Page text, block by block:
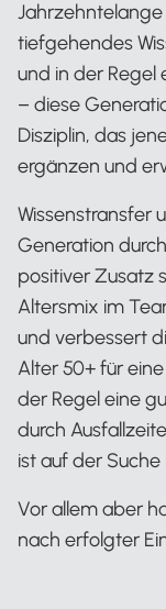
tiefgehendes
und in der Regel
– diese
Disziplin, das
ergänzen und
Wissenstransfer
Generation
positiver Zusatz
Altersmix im
und verbessert
Alter 50+ für
der Regel eine
durch
ist auf der
Vor allem aber
nach erfolgter